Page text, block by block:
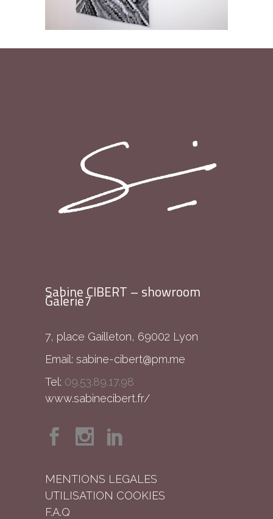
Sabine CIBERT – showroom
Galerie7
7, place Gailleton, 69002 Lyon
Email: sabine-cibert@pm.me
Tel: 09.53.89.17.98
www.sabinecibert.fr/
MENTIONS LEGALES
UTILISATION COOKIES
F.A.Q